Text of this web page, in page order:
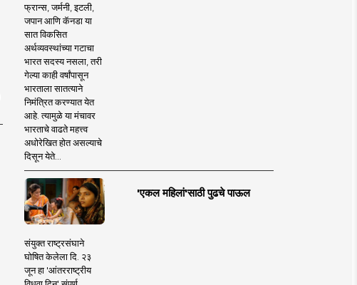
फ्रान्स, जर्मनी, इटली,
जपान आणि कॅनडा या
सात विकसित
अर्थव्यवस्थांच्या गटाचा
भारत सदस्य नसला, तरी
गेल्या काही वर्षांपासून
भारताला सातत्याने
निमंत्रित करण्यात येत
आहे. त्यामुळे या मंचावर
भारताचे वाढते महत्त्व
अधोरेखित होत असल्याचे
दिसून येते...
'एकल महिलां'साठी पुढचे पाऊल
संयुक्त राष्ट्रसंघाने
घोषित केलेला दि. २३
जून हा 'आंतरराष्ट्रीय